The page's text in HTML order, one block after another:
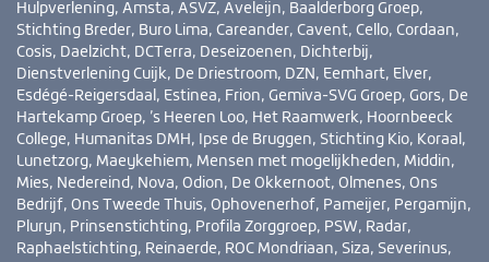
Hulpverlening, Amsta, ASVZ, Aveleijn, Baalderborg Groep,
Stichting Breder, Buro Lima, Careander, Cavent, Cello, Cordaan,
Cosis, Daelzicht, DCTerra, Deseizoenen, Dichterbij,
Dienstverlening Cuijk, De Driestroom, DZN, Eemhart, Elver,
Esdégé-Reigersdaal, Estinea, Frion, Gemiva-SVG Groep, Gors, De
Hartekamp Groep, ’s Heeren Loo, Het Raamwerk, Hoornbeeck
College, Humanitas DMH, Ipse de Bruggen, Stichting Kio, Koraal,
Lunetzorg, Maeykehiem, Mensen met mogelijkheden, Middin,
Mies, Nedereind, Nova, Odion, De Okkernoot, Olmenes, Ons
Bedrijf, Ons Tweede Thuis, Ophovenerhof, Pameijer, Pergamijn,
Pluryn, Prinsenstichting, Profila Zorggroep, PSW, Radar,
Raphaelstichting, Reinaerde, ROC Mondriaan, Siza, Severinus,